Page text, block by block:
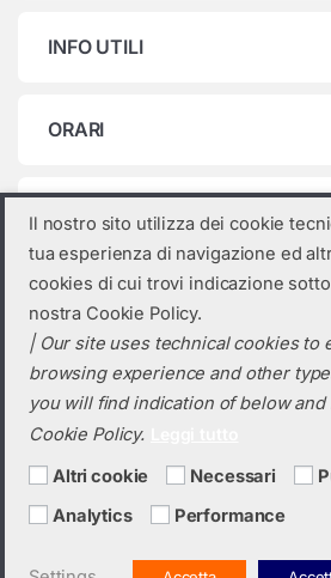
INFO UTILI
ORARI
Categorie prodotto
Seleziona una categoria
Hai bisogno di un
+39 0423
Il nostro sito utilizza dei cookie
tua esperienza di navigazione ed
cookies di cui trovi indicazione
nostra Cookie Policy.
| Our site uses technical cookies to
browsing experience and other
you will find indication of below
Cookie Policy.
Altri cookie Necessari
Analytics
Performance